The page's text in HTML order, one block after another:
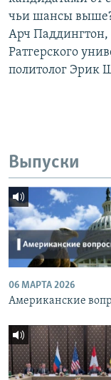
чьи шансы выше?
Арч Паддингтон,
Ратгерского
политолог Эрик
Выпуски
06 МАРТА 2026
Американские